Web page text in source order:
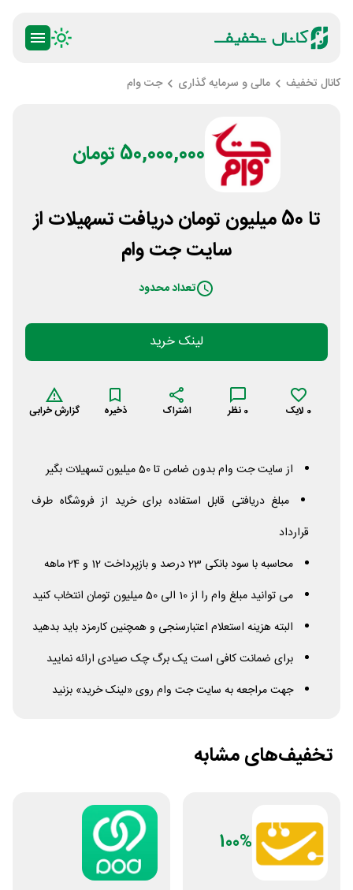
کانال تخفیف مالی و سرمایه گذاری جت وام
50,000,000 تومان
تا 50 میلیون تومان دریافت تسهیلات از
سایت جت وام
تعداد محدود
لینک خرید
0 لایک 0 نظر اشتراک ذخیره گزارش خرابی
از سایت جت وام بدون ضامن تا 50 میلیون تسهیلات بگیر
مبلغ دریافتی قابل استفاده برای خرید از فروشگاه طرف
قرارداد
محاسبه با سود بانکی 23 درصد و بازپرداخت 12 و 24 ماهه
می توانید مبلغ وام را از 10 الی 50 میلیون تومان انتخاب کنید
البته هزینه استعلام اعتبارسنجی و همچنین کارمزد باید بدهید
برای ضمانت کافی است یک برگ چک صیادی ارائه نمایید
جهت مراجعه به سایت جت وام روی «لینک خرید» بزنید
تخفیف‌های مشابه
100%